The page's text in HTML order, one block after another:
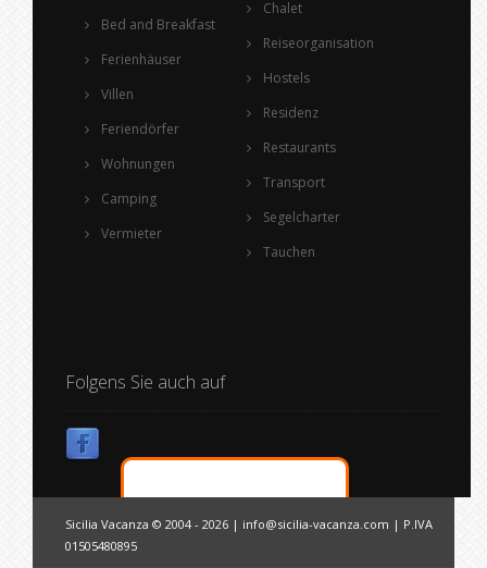
Bed and Breakfast
Ferienhäuser
Villen
Feriendörfer
Wohnungen
Camping
Vermieter
Chalet
Reiseorganisation
Hostels
Residenz
Restaurants
Transport
Segelcharter
Tauchen
Folgens Sie auch auf
Sicilia Vacanza © 2004 - 2026 | info@sicilia-vacanza.com | P.IVA
01505480895